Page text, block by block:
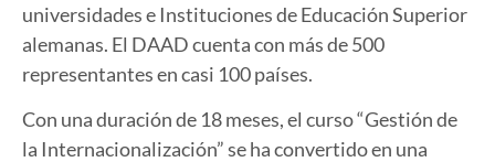
universidades e Instituciones de Educación Superior
alemanas. El DAAD cuenta con más de 500
representantes en casi 100 países.
Con una duración de 18 meses, el curso “Gestión de
la Internacionalización” se ha convertido en una